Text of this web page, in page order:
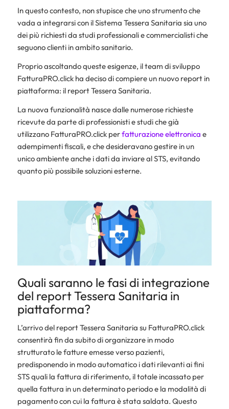
In questo contesto, non stupisce che uno strumento che
vada a integrarsi con il Sistema Tessera Sanitaria sia uno
dei più richiesti da studi professionali e commercialisti che
seguono clienti in ambito sanitario.
Proprio ascoltando queste esigenze, il team di sviluppo
FatturaPRO.click ha deciso di compiere un nuovo report in
piattaforma: il report Tessera Sanitaria.
La nuova funzionalità nasce dalle numerose richieste
ricevute da parte di professionisti e studi che già
utilizzano FatturaPRO.click perfatturazione elettronica e
adempimenti fiscali, e che desideravano gestire in un
unico ambiente anche i dati da inviare al STS, evitando
quanto più possibile soluzioni esterne.
Quali saranno le fasi di integrazione
del report Tessera Sanitaria in
piattaforma?
L’arrivo del report Tessera Sanitaria su FatturaPRO.click
consentirà fin da subito di organizzare in modo
strutturato le fatture emesse verso pazienti,
predisponendo in modo automaticoi dati rilevanti ai fini
STS quali la fattura di riferimento, il totale incassato per
quella fattura in un determinato periodo e la modalità di
pagamento con cui la fattura è stata saldata. Questo